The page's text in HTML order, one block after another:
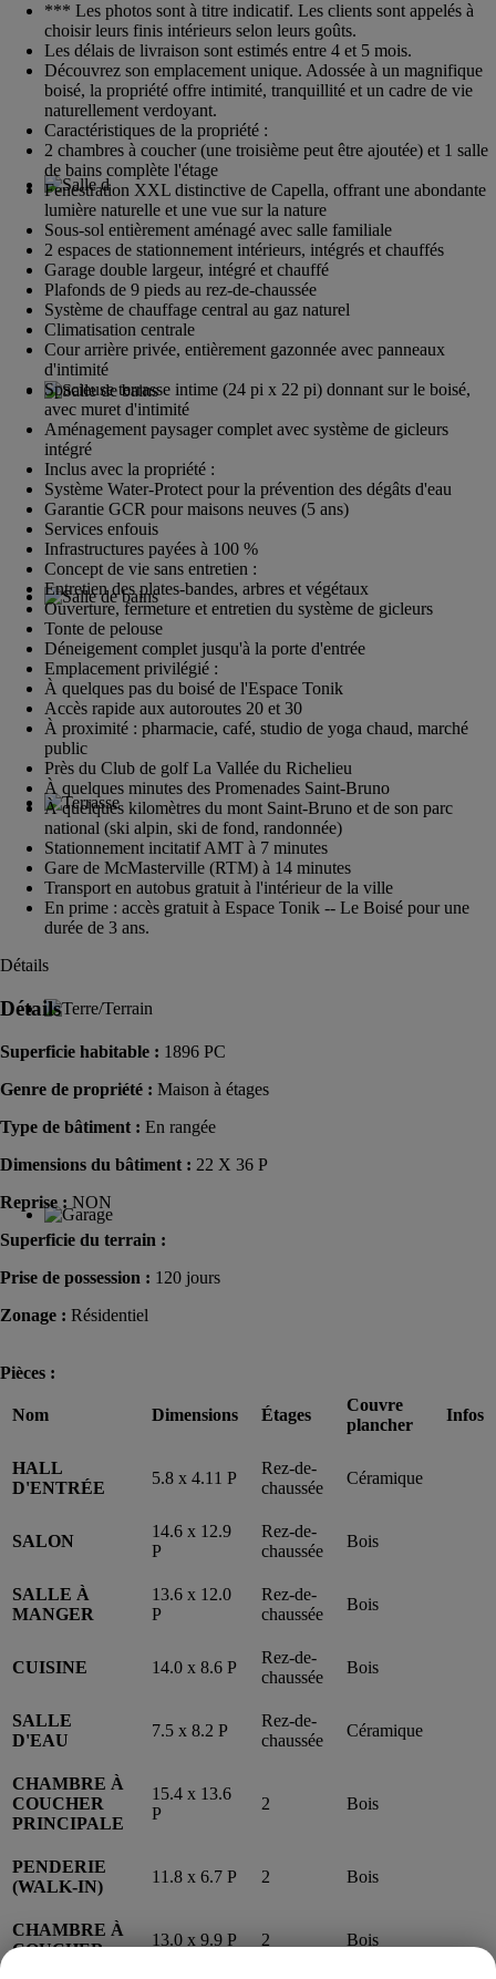
*** Les photos sont à titre indicatif. Les clients sont appelés à
choisir leurs finis intérieurs selon leurs goûts.
Les délais de livraison sont estimés entre 4 et 5 mois.
Découvrez son emplacement unique. Adossée à un magnifique
boisé, la propriété offre intimité, tranquillité et un cadre de vie
naturellement verdoyant.
Caractéristiques de la propriété :
2 chambres à coucher (une troisième peut être ajoutée) et 1 salle
de bains complète l'étage
Fenestration XXL distinctive de Capella, offrant une abondante
lumière naturelle et une vue sur la nature
Sous-sol entièrement aménagé avec salle familiale
2 espaces de stationnement intérieurs, intégrés et chauffés
Garage double largeur, intégré et chauffé
Plafonds de 9 pieds au rez-de-chaussée
Système de chauffage central au gaz naturel
Climatisation centrale
Cour arrière privée, entièrement gazonnée avec panneaux
d'intimité
Spacieuse terrasse intime (24 pi x 22 pi) donnant sur le boisé,
avec muret d'intimité
Aménagement paysager complet avec système de gicleurs
intégré
Inclus avec la propriété :
Système Water-Protect pour la prévention des dégâts d'eau
Garantie GCR pour maisons neuves (5 ans)
Services enfouis
Infrastructures payées à 100 %
Concept de vie sans entretien :
Entretien des plates-bandes, arbres et végétaux
Ouverture, fermeture et entretien du système de gicleurs
Tonte de pelouse
Déneigement complet jusqu'à la porte d'entrée
Emplacement privilégié :
À quelques pas du boisé de l'Espace Tonik
Accès rapide aux autoroutes 20 et 30
À proximité : pharmacie, café, studio de yoga chaud, marché
public
Près du Club de golf La Vallée du Richelieu
À quelques minutes des Promenades Saint-Bruno
À quelques kilomètres du mont Saint-Bruno et de son parc
national (ski alpin, ski de fond, randonnée)
Stationnement incitatif AMT à 7 minutes
Gare de McMasterville (RTM) à 14 minutes
Transport en autobus gratuit à l'intérieur de la ville
En prime : accès gratuit à Espace Tonik -- Le Boisé pour une
durée de 3 ans.
Détails
Détails
Superficie habitable : 1896 PC
Genre de propriété : Maison à étages
Type de bâtiment : En rangée
Dimensions du bâtiment : 22 X 36 P
Reprise : NON
Superficie du terrain :
Prise de possession : 120 jours
Zonage : Résidentiel
Pièces :
Nom Dimensions Étages
Couvre
plancher
Infos
HALL
D'ENTRÉE
5.8 x 4.11 P
Rez-de-
chaussée
Céramique
SALON
14.6 x 12.9
P
Rez-de-
chaussée
Bois
SALLE À
MANGER
13.6 x 12.0
P
Rez-de-
chaussée
Bois
CUISINE 14.0 x 8.6 P
Rez-de-
chaussée
Bois
SALLE
D'EAU
7.5 x 8.2 P
Rez-de-
chaussée
Céramique
CHAMBRE À
COUCHER
PRINCIPALE
15.4 x 13.6
P
2 Bois
PENDERIE
(WALK-IN)
11.8 x 6.7 P 2 Bois
CHAMBRE À
COUCHER
13.0 x 9.9 P 2 Bois